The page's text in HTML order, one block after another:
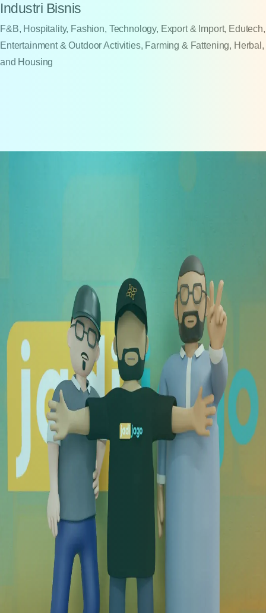
Industri Bisnis
F&B, Hospitality, Fashion, Technology, Export & Import, Edutech,
Entertainment & Outdoor Activities, Farming & Fattening, Herbal,
and Housing